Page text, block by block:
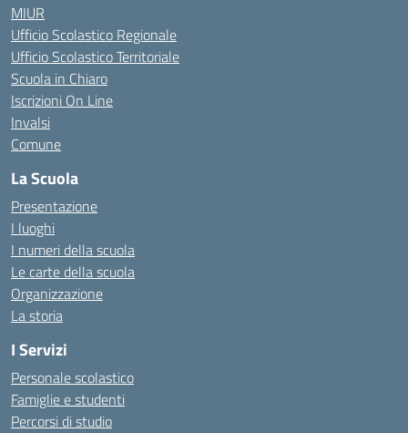
MIUR
Ufficio Scolastico Regionale
Ufficio Scolastico Territoriale
Scuola in Chiaro
Iscrizioni On Line
Invalsi
Comune
La Scuola
Presentazione
I luoghi
I numeri della scuola
Le carte della scuola
Organizzazione
La storia
I Servizi
Personale scolastico
Famiglie e studenti
Percorsi di studio